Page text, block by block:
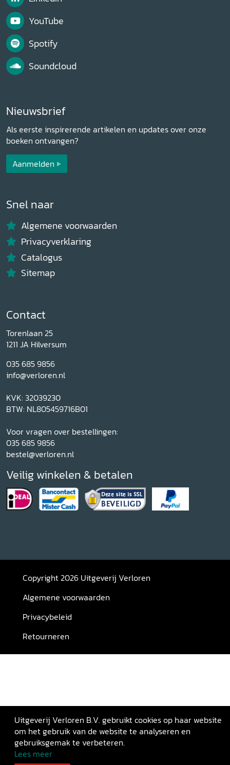
YouTube
Spotify
Soundcloud
Nieuwsbrief
Als eerste inspirerende artikelen en updates over onze
boeken ontvangen?
Aanmelden
Snel naar
Algemene voorwaarden
Privacyverklaring
Catalogus
Sitemap
Contact
Torenlaan 25
1211 JA Hilversum
035 685 9856
info@verloren.nl
KVK: 32039230
BTW: NL805459716B01
Voor vragen over bestellingen:
035 685 9856
bestel@verloren.nl
Veilig winkelen & betalen
Copyright 2026 Uitgeverij Verloren
Algemene voorwaarden
Privacybeleid
Retourneren
Uitgeverij Verloren B.V. gebruikt cookies op haar website
om het gebruik van de website te analyseren en
gebruiksgemak te verbeteren.
Lees meer